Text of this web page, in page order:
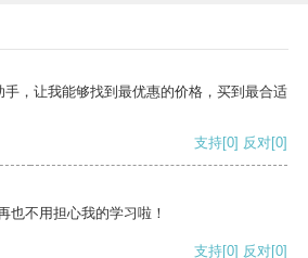
，让我能够找到最优惠的价格，买到最合适
支持[0] 反对[0]
也不用担心我的学习啦！
支持[0] 反对[0]